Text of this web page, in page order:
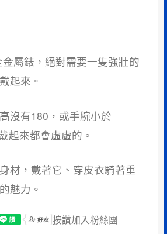
屬錶，絕對需要一隻強壯的
起來。
沒有180，或手腕小於
起來都會虛虛的。
材，戴著它、穿皮衣騎著重
魅力。
按讚加入粉絲團